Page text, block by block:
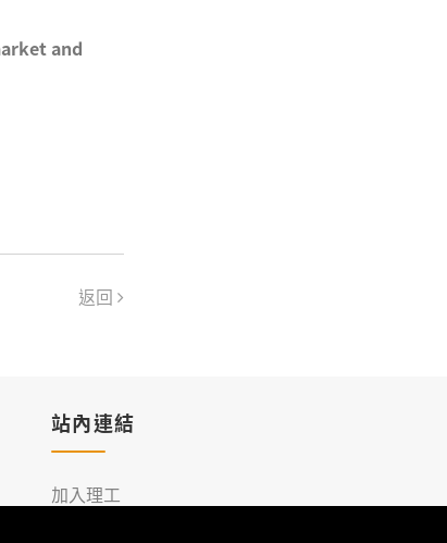
and
返回
站內連結
加入理工